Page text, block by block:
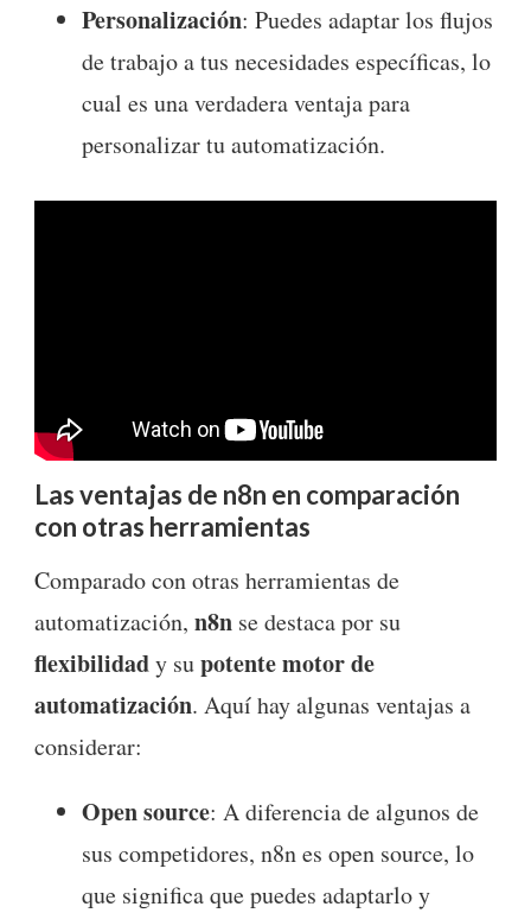
Personalización: Puedes adaptar los flujos
de trabajo a tus necesidades específicas, lo
cual es una verdadera ventaja para
personalizar tu automatización.
Las ventajas de n8n en comparación
con otras herramientas
Comparado con otras herramientas de
automatización, n8n se destaca por su
flexibilidady supotente motor de
automatización. Aquí hay algunas ventajas a
considerar:
Open source: A diferencia de algunos de
sus competidores, n8n es open source, lo
que significa que puedes adaptarlo y